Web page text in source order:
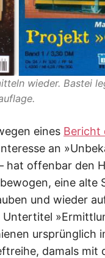
wieder. Bastei
eines Bericht
an
hat offenbar den
eine alte
und wieder
ursprünglich
damals mit